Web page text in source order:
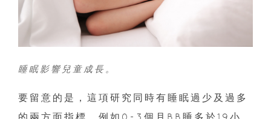
睡眠影響兒童成長。
要留意的是，這項研究同時有睡眠過少及過多
的兩方面指標，例如0-3個月BB睡多於19小